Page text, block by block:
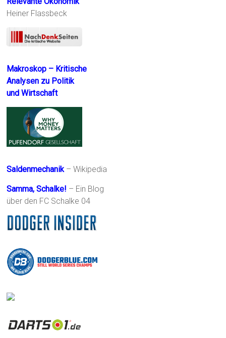
Heiner Flassbeck
Makroskop – Kritische
Analysen zu Politik
und Wirtschaft
Saldenmechanik– Wikipedia
Samma, Schalke! – Ein Blog
über den FC Schalke 04